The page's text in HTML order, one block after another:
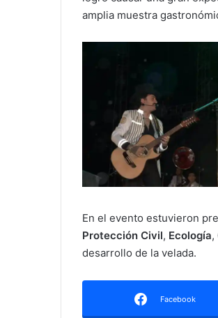
amplia muestra
En el evento estuvieron
Protección Civil, Ecología,
desarrollo de la velada.
Facebook